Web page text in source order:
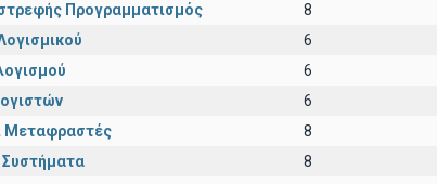
Προγραμματισμός 8
6
6
6
Μεταφραστές 8
Συστήματα 8